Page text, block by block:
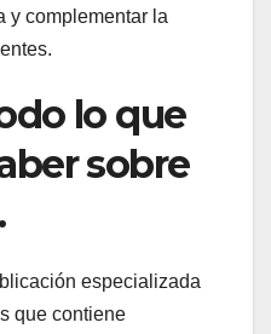
y complementar la
lo que
sobre
especializada
que contiene